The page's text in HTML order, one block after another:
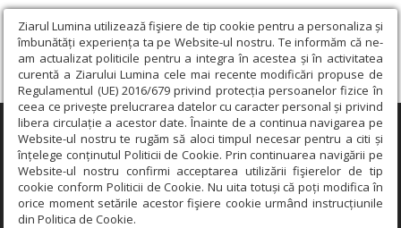
Ziarul Lumina utilizează fişiere de tip cookie pentru a personaliza și
îmbunătăți experiența ta pe Website-ul nostru. Te informăm că ne-
am actualizat politicile pentru a integra în acestea și în activitatea
curentă a Ziarului Lumina cele mai recente modificări propuse de
Regulamentul (UE) 2016/679 privind protecția persoanelor fizice în
ceea ce privește prelucrarea datelor cu caracter personal și privind
libera circulație a acestor date. Înainte de a continua navigarea pe
Website-ul nostru te rugăm să aloci timpul necesar pentru a citi și
înțelege conținutul Politicii de Cookie. Prin continuarea navigării pe
Website-ul nostru confirmi acceptarea utilizării fişierelor de tip
cookie conform Politicii de Cookie. Nu uita totuși că poți modifica în
orice moment setările acestor fişiere cookie urmând instrucțiunile
din Politica de Cookie.
×